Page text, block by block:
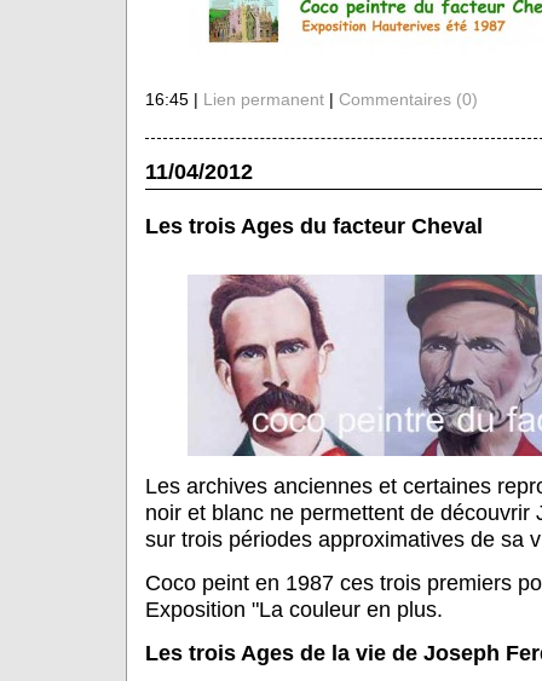
16:45 | Lien permanent| Commentaires (0)
11/04/2012
Les trois Ages du facteur Cheval
Les archives anciennes et certaines
noir et blanc ne permettent de découvrir
sur trois périodes approximatives de sa
Coco peint en 1987 ces trois premiers
Exposition "La couleur en plus.
Les trois Ages de la vie de Joseph